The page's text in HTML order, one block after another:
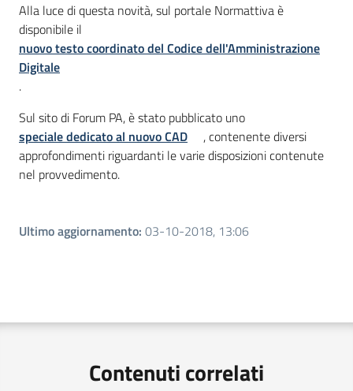
Alla luce di questa novità, sul portale Normattiva è
disponibile il
nuovo testo coordinato del Codice dell'Amministrazione
Digitale
.
Sul sito di Forum PA, è stato pubblicato uno
speciale dedicato al nuovo CAD
, contenente diversi
approfondimenti riguardanti le varie disposizioni contenute
nel provvedimento.
Ultimo aggiornamento: 03-10-2018, 13:06
Contenuti correlati